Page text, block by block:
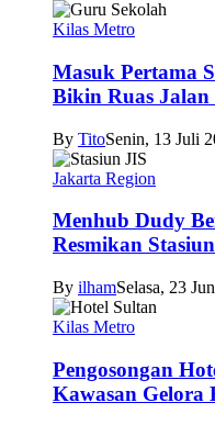
Kilas Metro
Masuk Pertama
Bikin Ruas
By TitoSenin, 13 Juli
Jakarta Region
Menhub Dudy
Resmikan
By ilhamSelasa, 23
Kilas Metro
Pengosongan
Kawasan